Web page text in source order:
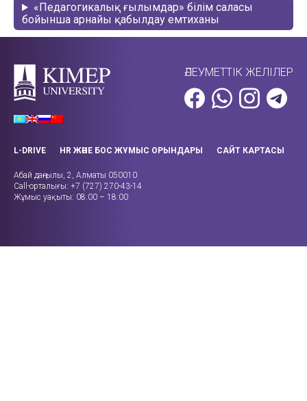
«Педагогикалық ғылымдар» білім саласы
бойынша арнайы қабылдау емтиханы
ӘЛЕУМЕТТІК ЖЕЛІЛЕР
L-DRIVE HR ЖӘНЕ БОС ЖҰМЫС ОРЫНДАРЫ САЙТ КАРТАСЫ
Абай даңғылы, 2, Алматы 050010
Call-орталығы: +7 (727) 270-43-14
Жұмыс уақыты: 08:00 – 18:00